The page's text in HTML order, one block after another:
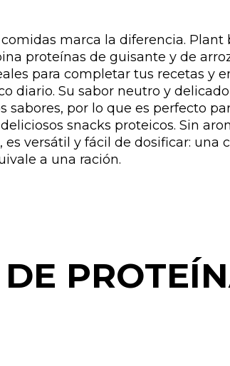
marca la diferencia. Plant
proteínas de guisante y de
para completar tus recetas y
diario. Su sabor neutro y
sabores, por lo que es perfecto
snacks proteicos. Sin
es versátil y fácil de dosificar: una
a una ración.